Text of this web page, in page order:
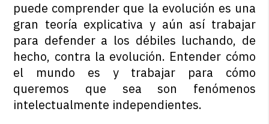
puede comprender que la evolución es una
gran teoría explicativa y aún así trabajar
para defender a los débiles luchando, de
hecho, contra la evolución. Entender cómo
el mundo es y trabajar para cómo
queremos que sea son fenómenos
intelectualmente independientes.